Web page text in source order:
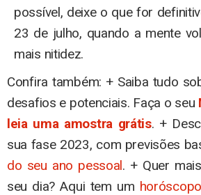
possível, deixe o que for
23 de julho, quando a mente
mais nitidez.
Confira também: + Saiba tudo
desafios e potenciais. Faça o seu
leia uma amostra grátis. +
sua fase 2023, com previsões
do seu ano pessoal. + Quer
seu dia? Aqui tem um